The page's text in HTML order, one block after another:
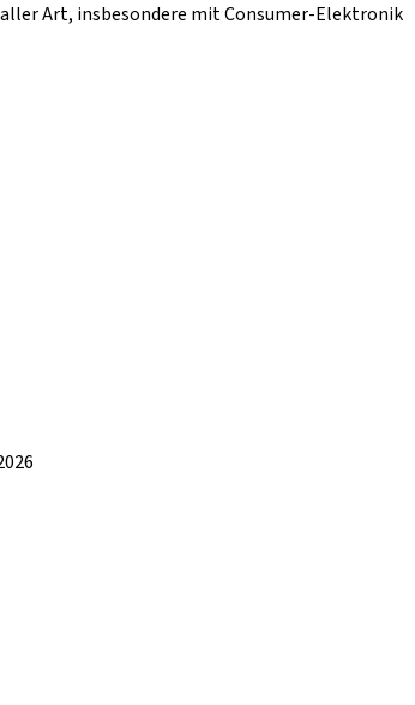
Art, insbesondere mit Consumer-Elektronik